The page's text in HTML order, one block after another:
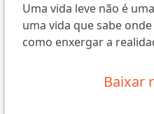
Uma vida leve não é
uma vida que sabe
como enxergar a
Baixar